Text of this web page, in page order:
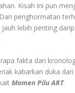
Kisah ini pun
penghormatan
lebih penting
fakta dan
kabarkan duka
Momen Pilu ART.